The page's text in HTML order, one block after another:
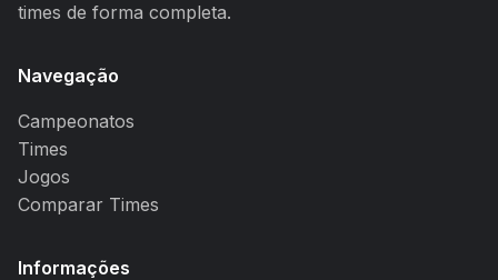
times de forma completa.
Navegação
Campeonatos
Times
Jogos
Comparar Times
Informações